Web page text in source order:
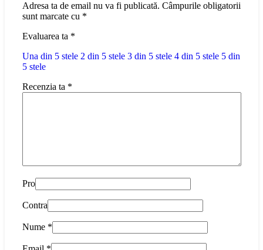
Adresa ta de email nu va fi publicată. Câmpurile obligatorii
sunt marcate cu *
Evaluarea ta *
Una din 5 stele 2 din 5 stele 3 din 5 stele 4 din 5 stele 5 din
5 stele
Recenzia ta *
Pro
Contra
Nume *